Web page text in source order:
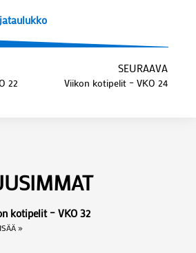
22
SEURAAVA
Viikon kotipelit – VKO 24
kotipelit – VKO 32
»